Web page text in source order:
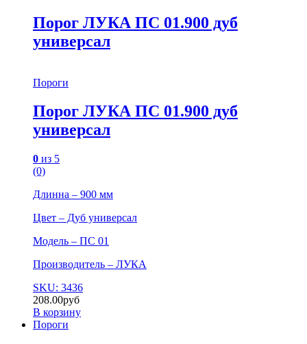
Порог ЛУКА ПС 01.900 дуб
универсал
Пороги
Порог ЛУКА ПС 01.900 дуб
универсал
0 из 5
(0)
Длинна – 900 мм
Цвет – Дуб универсал
Модель – ПС 01
Производитель – ЛУКА
SKU: 3436
208.00руб
В корзину
Пороги